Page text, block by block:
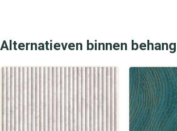
Alternatieven binnen behang